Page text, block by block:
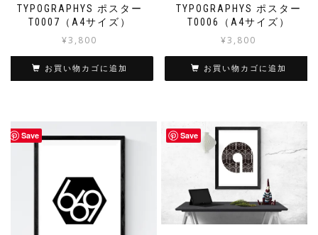
TYPOGRAPHYS ポスター
T0007（A4サイズ）
¥3,800
お買い物カゴに追加
TYPOGRAPHYS ポスター
T0006（A4サイズ）
¥3,800
お買い物カゴに追加
Save Save